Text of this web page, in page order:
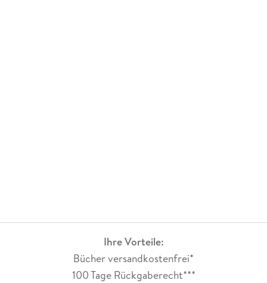
Ihre Vorteile:
Bücher versandkostenfrei*
100 Tage Rückgaberecht***